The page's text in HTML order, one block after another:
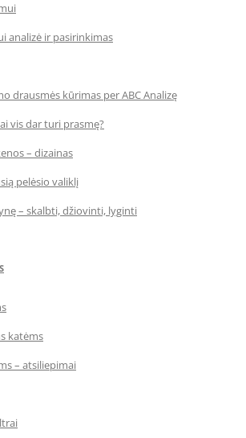
analizė ir pasirinkimas
drausmės kūrimas per ABC Analizę
vis dar turi prasmę?
– dizainas
pelėsio valiklį
– skalbti, džiovinti, lyginti
katėms
– atsiliepimai